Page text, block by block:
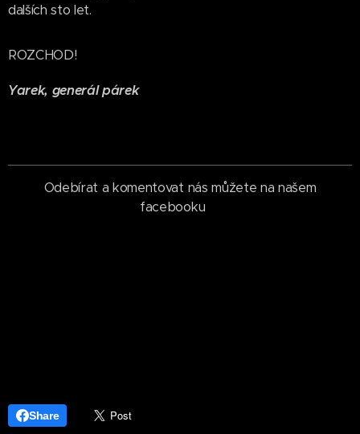
dalších sto let.
ROZCHOD!
Yarek, generál párek
Odebírat a komentovat nás můžete na našem
facebooku
Share